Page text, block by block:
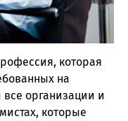
которая
на
организации и
которые